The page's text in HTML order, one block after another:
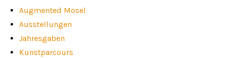
Augmented Mosel
Ausstellungen
Jahresgaben
Kunstparcours